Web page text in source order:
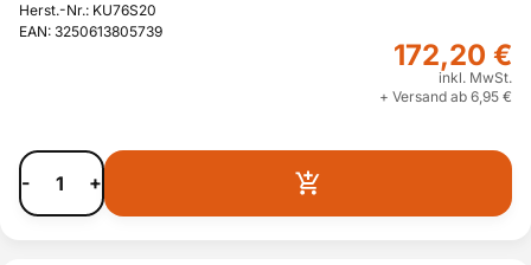
Herst.-Nr.: KU76S20
EAN: 3250613805739
172,20 €
inkl. MwSt.
+ Versand ab 6,95 €
- +